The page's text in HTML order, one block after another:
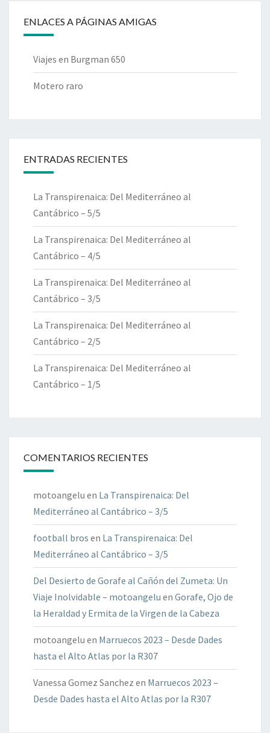
ENLACES A PÁGINAS AMIGAS
Viajes en Burgman 650
Motero raro
ENTRADAS RECIENTES
La Transpirenaica: Del Mediterráneo al
Cantábrico – 5/5
La Transpirenaica: Del Mediterráneo al
Cantábrico – 4/5
La Transpirenaica: Del Mediterráneo al
Cantábrico – 3/5
La Transpirenaica: Del Mediterráneo al
Cantábrico – 2/5
La Transpirenaica: Del Mediterráneo al
Cantábrico – 1/5
COMENTARIOS RECIENTES
motoangelu en La Transpirenaica: Del
Mediterráneo al Cantábrico – 3/5
football bros en La Transpirenaica: Del
Mediterráneo al Cantábrico – 3/5
Del Desierto de Gorafe al Cañón del Zumeta: Un
Viaje Inolvidable – motoangelu en Gorafe, Ojo de
la Heraldad y Ermita de la Virgen de la Cabeza
motoangelu en Marruecos 2023 – Desde Dades
hasta el Alto Atlas por la R307
Vanessa Gomez Sanchez en Marruecos 2023 –
Desde Dades hasta el Alto Atlas por la R307